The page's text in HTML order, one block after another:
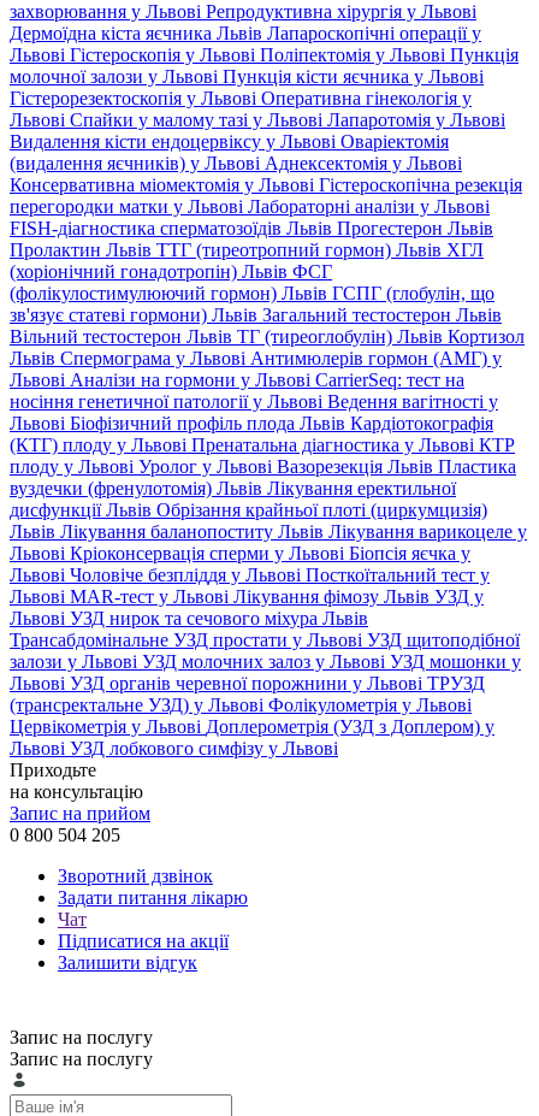
захворювання у Львові Репродуктивна хірургія у Львові
Дермоїдна кіста яєчника Львів Лапароскопічні операції у
Львові Гістероскопія у Львові Поліпектомія у Львові Пункція
молочної залози у Львові Пункція кісти яєчника у Львові
Гістерорезектоскопія у Львові Оперативна гінекологія у
Львові Спайки у малому тазі у Львові Лапаротомія у Львові
Видалення кісти ендоцервіксу у Львові Оваріектомія
(видалення яєчників) у Львові Аднексектомія у Львові
Консервативна міомектомія у Львові Гістероскопічна резекція
перегородки матки у Львові Лабораторні аналізи у Львові
FISH-діагностика сперматозоїдів Львів Прогестерон Львів
Пролактин Львів ТТГ (тиреотропний гормон) Львів ХГЛ
(хоріонічний гонадотропін) Львів ФСГ
(фолікулостимулюючий гормон) Львів ГСПГ (глобулін, що
зв'язує статеві гормони) Львів Загальний тестостерон Львів
Вільний тестостерон Львів ТГ (тиреоглобулін) Львів Кортизол
Львів Спермограма у Львові Антимюлерів гормон (АМГ) у
Львові Аналізи на гормони у Львові CarrierSeq: тест на
носіння генетичної патології у Львові Ведення вагітності у
Львові Біофізичний профіль плода Львів Кардіотокографія
(КТГ) плоду у Львові Пренатальна діагностика у Львові КТР
плоду у Львові Уролог у Львові Вазорезекція Львів Пластика
вуздечки (френулотомія) Львів Лікування еректильної
дисфункції Львів Обрізання крайньої плоті (циркумцизія)
Львів Лікування баланопоститу Львів Лікування варикоцеле у
Львові Кріоконсервація сперми у Львові Біопсія яєчка у
Львові Чоловіче безпліддя у Львові Посткоїтальний тест у
Львові MAR-тест у Львові Лікування фімозу Львів УЗД у
Львові УЗД нирок та сечового міхура Львів
Трансабдомінальне УЗД простати у Львові УЗД щитоподібної
залози у Львові УЗД молочних залоз у Львові УЗД мошонки у
Львові УЗД органів черевної порожнини у Львові ТРУЗД
(трансректальне УЗД) у Львові Фолікулометрія у Львові
Цервікометрія у Львові Доплерометрія (УЗД з Доплером) у
Львові УЗД лобкового симфізу у Львові
Приходьте
на консультацію
Запис на прийом
0 800 504 205
Зворотний дзвінок
Задати питання лікарю
Чат
Підписатися на акції
Залишити відгук
Запис на послугу
Запис на послугу